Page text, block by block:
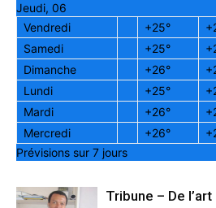
Jeudi, 06
Vendredi
+25° +
Samedi
+25° +
Dimanche
+26° +
Lundi
+25° +
Mardi
+26° +
Mercredi
+26° +
Prévisions sur 7 jours
Tribune – De